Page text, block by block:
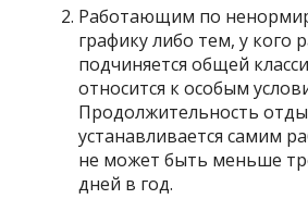
Работающим по
графику либо тем, у кого
подчиняется общей
относится к особым
Продолжительность
устанавливается самим
не может быть меньше
дней в год.